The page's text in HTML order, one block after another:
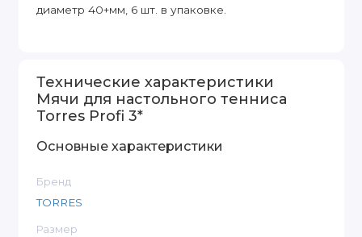
диаметр 40+мм, 6 шт. в упаковке.
Технические характеристики
Мячи для настольного тенниса
Torres Profi 3*
Основные характеристики
Бренд
TORRES
Размер